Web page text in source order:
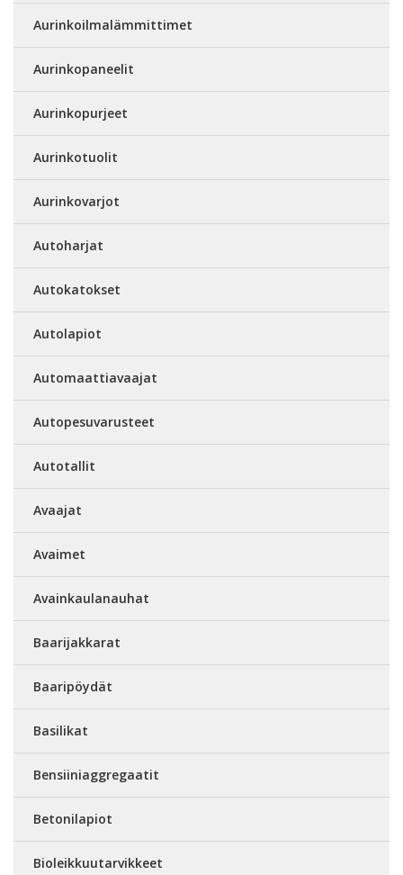
Aurinkoilmalämmittimet
Aurinkopaneelit
Aurinkopurjeet
Aurinkotuolit
Aurinkovarjot
Autoharjat
Autokatokset
Autolapiot
Automaattiavaajat
Autopesuvarusteet
Autotallit
Avaajat
Avaimet
Avainkaulanauhat
Baarijakkarat
Baaripöydät
Basilikat
Bensiiniaggregaatit
Betonilapiot
Bioleikkuutarvikkeet